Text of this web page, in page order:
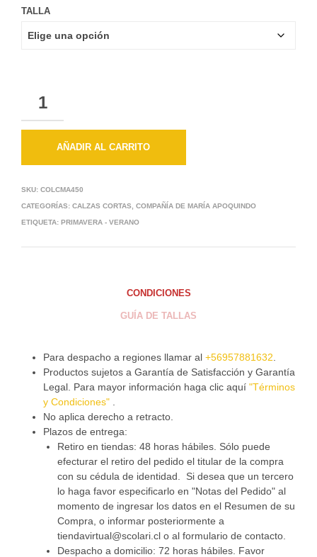
TALLA
CANTIDAD
AÑADIR AL CARRITO
SKU: COLCMA450
CATEGORÍAS: CALZAS CORTAS, COMPAÑÍA DE MARÍA APOQUINDO
ETIQUETA: PRIMAVERA - VERANO
CONDICIONES
GUÍA DE TALLAS
Para despacho a regiones llamar al +56957881632
Productos sujetos a Garantía de Satisfacción y Garantía
Legal. Para mayor información haga clic aquí "Términos
y Condiciones".
No aplica derecho a retracto.
Plazos de entrega:
Retiro en tiendas: 48 horas hábiles. Sólo puede
efecturar el retiro del pedido el titular de la compra
con su cédula de identidad. Si desea que un tercero
lo haga favor especificarlo en "Notas del Pedido" al
momento de ingresar los datos en el Resumen de su
Compra, o informar posteriormente a
tiendavirtual@scolari.cl o al formulario de contacto.
Despacho a domicilio: 72 horas hábiles. Favor